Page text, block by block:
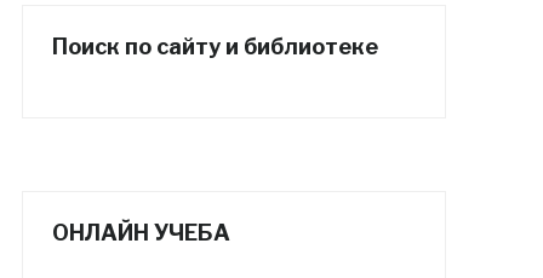
Поиск по сайту и библиотеке
ОНЛАЙН УЧЕБА